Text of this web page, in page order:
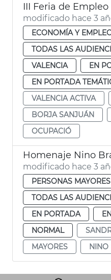
III Feria de Empleo
modificado hace 3
ECONOMÍA Y
TODAS LAS
VALENCIA
EN
EN PORTADA
VALENCIA ACTIVA
BORJA SANJUÁN
OCUPACIÓ
Homenaje Nino
modificado hace 3
PERSONAS MAYORES
TODAS LAS
EN PORTADA
NORMAL
MAYORES
NINO